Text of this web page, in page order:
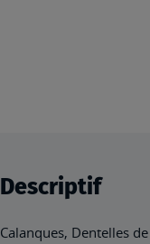
Descriptif
Calanques, Dentelles